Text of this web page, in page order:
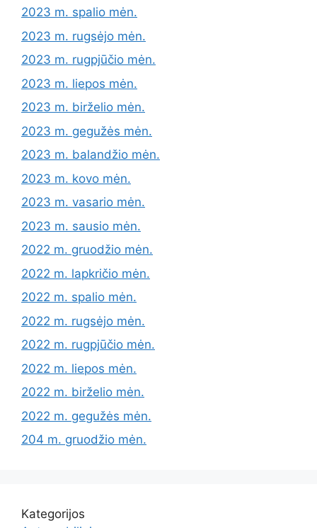
2023 m. spalio mėn.
2023 m. rugsėjo mėn.
2023 m. rugpjūčio mėn.
2023 m. liepos mėn.
2023 m. birželio mėn.
2023 m. gegužės mėn.
2023 m. balandžio mėn.
2023 m. kovo mėn.
2023 m. vasario mėn.
2023 m. sausio mėn.
2022 m. gruodžio mėn.
2022 m. lapkričio mėn.
2022 m. spalio mėn.
2022 m. rugsėjo mėn.
2022 m. rugpjūčio mėn.
2022 m. liepos mėn.
2022 m. birželio mėn.
2022 m. gegužės mėn.
204 m. gruodžio mėn.
Kategorijos